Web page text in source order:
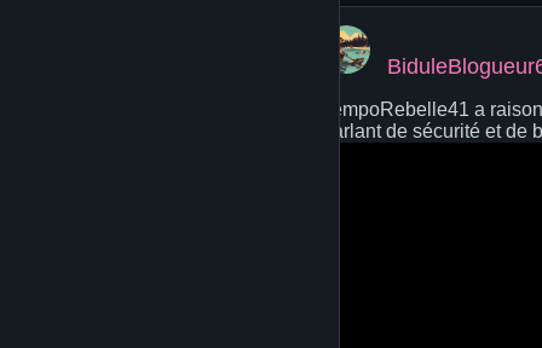
TempoRebelle41 a
parlant de sécurité et